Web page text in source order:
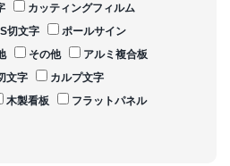
カッティングフィルム
切文字
ポールサイン
その他
アルミ複合板
文字
カルプ文字
木製看板
フラットパネル